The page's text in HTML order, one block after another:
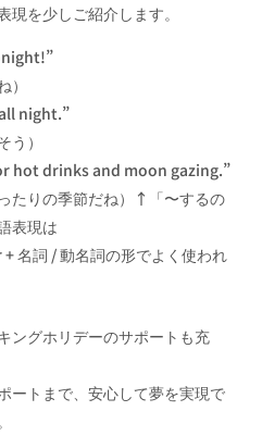
を少しご紹介します。
night.”
う）
hot drinks and moon gazing.”
たりの季節だね）↑「〜するの
表現は
名詞 / 動名詞の形でよく使われ
ングホリデーのサポートも充
ートまで、安心して夢を実現で